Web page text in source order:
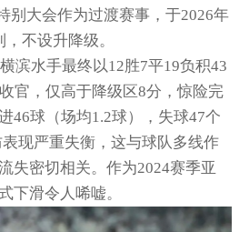
别大会作为过渡赛事，于2026年
不设升降级。
滨水手最终以12胜7平19负积43
官，仅高于降级区8分，惊险完
46球（场均1.2球），失球47个
表现严重失衡，这与球队多线作
失密切相关。作为2024赛季亚
下滑令人唏嘘。